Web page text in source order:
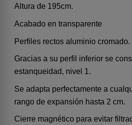
Altura de 195cm.
Acabado en transparente
Perfiles rectos aluminio cromado.
Gracias a su perfil inferior se
estanqueidad, nivel 1.
Se adapta perfectamente a
rango de expansión hasta 2 cm.
Cierre magnético para evitar